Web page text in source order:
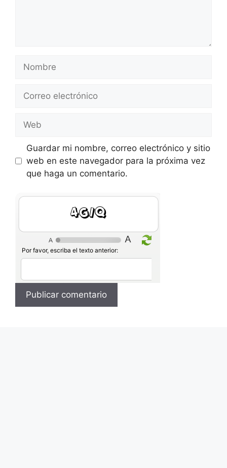
electrónico
Guardar mi nombre, correo electrónico y sitio
web en este navegador para la próxima vez
que haga un comentario.
nRux
Por favor, escriba el texto anterior: